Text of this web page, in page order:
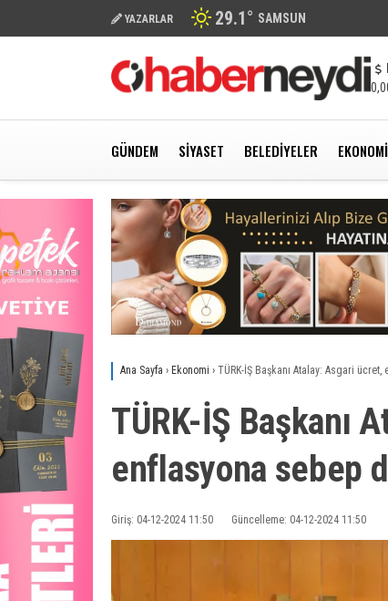
YAZARLAR 29.1° SAMSUN
GÜNDEM SIYASET BELEDIYELER EKONOMI
Ana Sayfa › Ekonomi › TÜRK-İŞ Başkanı Atalay: Asgari
TÜRK-İŞ Başkanı
enflasyona sebep
Giriş: 04-12-2024 11:50 Güncelleme: 04-12-2024 11:50